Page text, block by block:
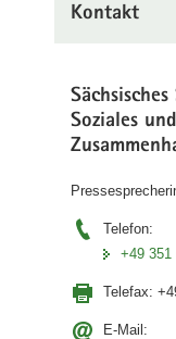
Kontakt
Soziales
Telefon:
+49 351
Telefax:
E-Mail: